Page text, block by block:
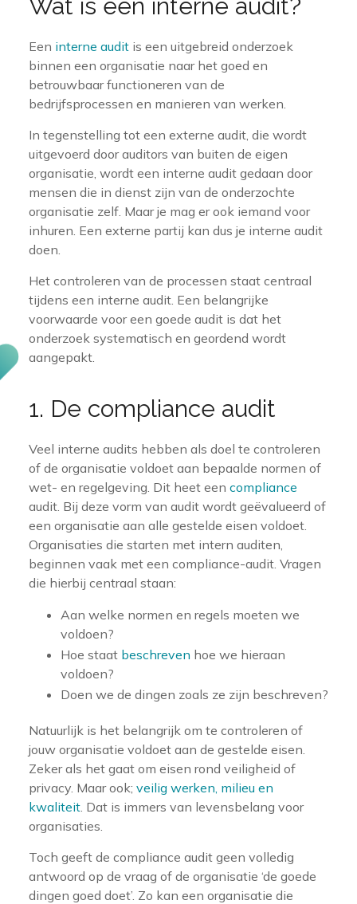
Wat is een interne audit?
Een interne audit is een uitgebreid onderzoek
binnen een organisatie naar het goed en
betrouwbaar functioneren van de
bedrijfsprocessen en manieren van werken.
In tegenstelling tot een externe audit, die wordt
uitgevoerd door auditors van buiten de eigen
organisatie, wordt een interne audit gedaan door
mensen die in dienst zijn van de onderzochte
organisatie zelf. Maar je mag er ook iemand voor
inhuren. Een externe partij kan dus je interne audit
doen.
Het controleren van de processen staat centraal
tijdens een interne audit. Een belangrijke
voorwaarde voor een goede audit is dat het
onderzoek systematisch en geordend wordt
aangepakt.
1. De compliance audit
Veel interne audits hebben als doel te controleren
of de organisatie voldoet aan bepaalde normen of
wet- en regelgeving. Dit heet een compliance
audit. Bij deze vorm van audit wordt geëvalueerd of
een organisatie aan alle gestelde eisen voldoet.
Organisaties die starten met intern auditen,
beginnen vaak met een compliance-audit. Vragen
die hierbij centraal staan:
Aan welke normen en regels moeten we
voldoen?
Hoe staat beschreven hoe we hieraan
voldoen?
Doen we de dingen zoals ze zijn beschreven?
Natuurlijk is het belangrijk om te controleren of
jouw organisatie voldoet aan de gestelde eisen.
Zeker als het gaat om eisen rond veiligheid of
privacy. Maar ook; veilig werken, milieu en
kwaliteit . Dat is immers van levensbelang voor
organisaties.
Toch geeft de compliance audit geen volledig
antwoord op de vraag of de organisatie ‘de goede
dingen goed doet’. Zo kan een organisatie die